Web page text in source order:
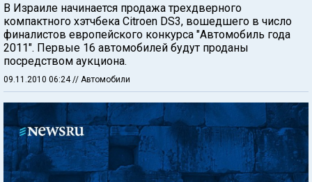
В Израиле начинается продажа трехдверного
компактного хэтчбека Citroen DS3, вошедшего в число
финалистов европейского конкурса "Автомобиль года
2011". Первые 16 автомобилей будут проданы
посредством аукциона.
09.11.2010 06:24 // Автомобили